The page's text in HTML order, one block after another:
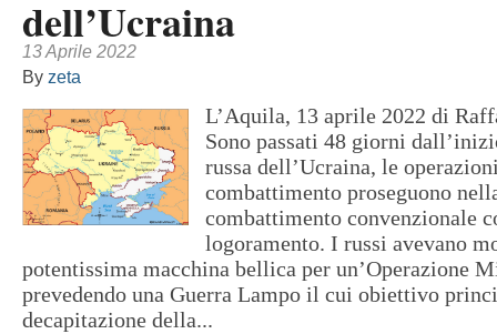
dell’Ucraina
13 Aprile 2022
By zeta
L’Aquila, 13 aprile 2022 di
Sono passati 48 giorni
russa dell’Ucraina, le
combattimento proseguono
combattimento convenzionale
logoramento. I russi avevano
potentissima macchina bellica per un’Operazione
prevedendo una Guerra Lampo il cui obiettivo
decapitazione della...